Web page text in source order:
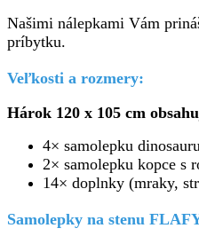
Našimi nálepkami Vám
príbytku.
Veľkosti a rozmery:
Hárok 120 x 105 cm
4× samolepku
2× samolepku kopce s
14× doplnky (mraky,
Samolepky na stenu